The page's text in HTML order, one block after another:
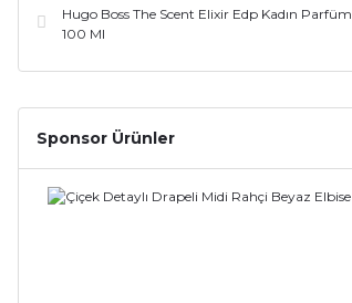
Hugo Boss The Scent Elixir Edp Kadın Parfüm
100 Ml
Sponsor Ürünler